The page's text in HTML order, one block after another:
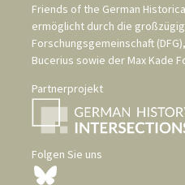
Friends of the German
ermöglicht durch die
Forschungsgemeinschaft (DFG)
Bucerius sowie der Max Kade
Partnerprojekt
Folgen Sie uns